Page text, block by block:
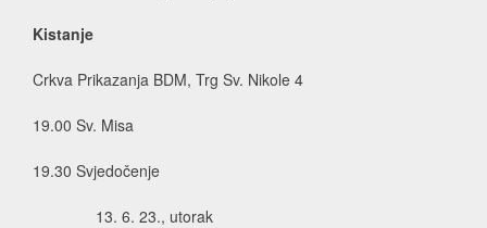
Kistanje
Crkva Prikazanja BDM, Trg Sv. Nikole 4
19.00 Sv. Misa
19.30 Svjedočenje
6. 23., utorak